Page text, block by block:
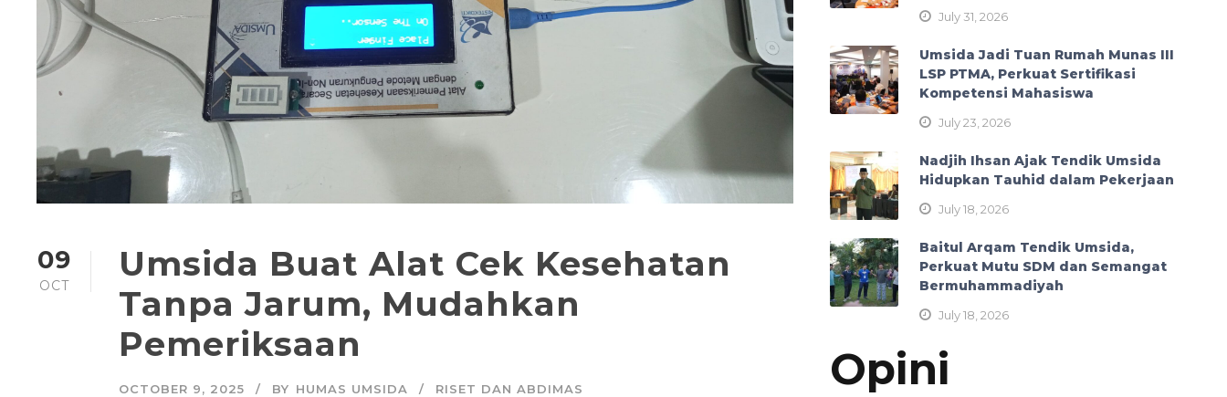
09
OCT
Umsida Buat Alat Cek Kesehatan
Tanpa Jarum, Mudahkan
Pemeriksaan
OCTOBER 9, 2025 BY HUMAS UMSIDA RISET DAN ABDIMAS
July 31, 2026
Umsida Jadi Tuan Rumah Munas III
LSP PTMA, Perkuat Sertifikasi
Kompetensi Mahasiswa
July 23, 2026
Nadjih Ihsan Ajak Tendik Umsida
Hidupkan Tauhid dalam Pekerjaan
July 18, 2026
Baitul Arqam Tendik Umsida,
Perkuat Mutu SDM dan Semangat
Bermuhammadiyah
July 18, 2026
Opini